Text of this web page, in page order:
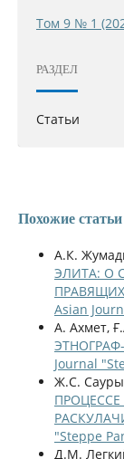
Том 9 № 1
РАЗДЕЛ
Статьи
Похожие статьи
А.К.
ЭЛИТА: О
Asian
А. Ахмет,
Journal
Ж.С.
"Steppe
Д.М.